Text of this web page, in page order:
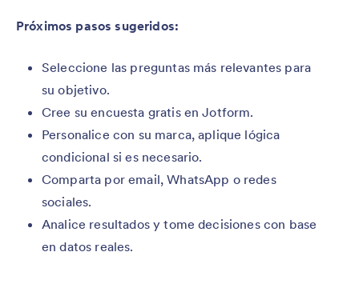
Próximos pasos sugeridos:
Seleccione las preguntas más relevantes para
su objetivo.
Cree su encuesta gratis en Jotform.
Personalice con su marca, aplique lógica
condicional si es necesario.
Comparta por email, WhatsApp o redes
sociales.
Analice resultados y tome decisiones con base
en datos reales.